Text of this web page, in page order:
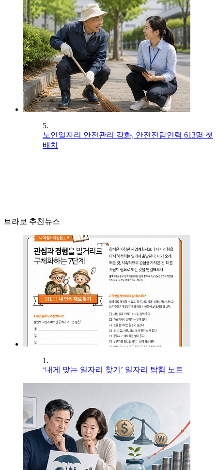
5.
노인일자리 안전관리 강화, 안전전담인력 613명 첫
배치
브라보 추천뉴스
1.
‘내게 맞는 일자리 찾기’ 일자리 탐험 노트